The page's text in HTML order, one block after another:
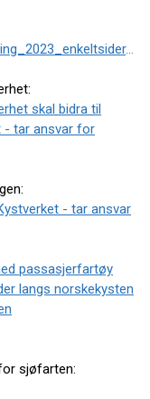
sjosikkerhetsanalyse_oppsummering_2023_enkeltsider.pdf
skal bidra til
- tar ansvar for
- tar ansvar
passasjerfartøy
langs norskekysten
sjøfarten: